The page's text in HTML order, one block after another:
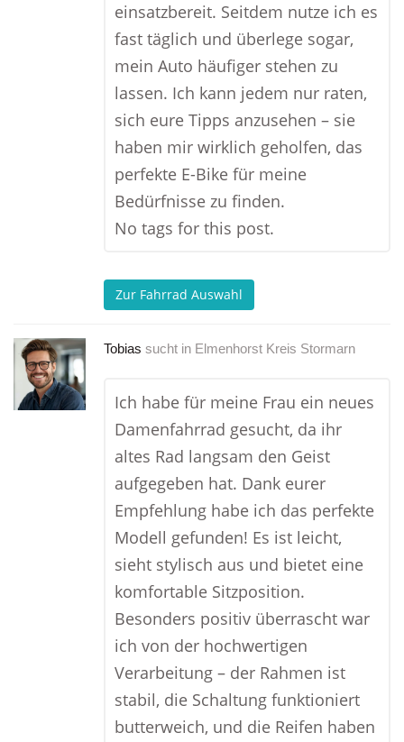
einsatzbereit. Seitdem nutze ich es
fast täglich und überlege sogar,
mein Auto häufiger stehen zu
lassen. Ich kann jedem nur raten,
sich eure Tipps anzusehen – sie
haben mir wirklich geholfen, das
perfekte E-Bike für meine
Bedürfnisse zu finden.
No tags for this post.
Zur Fahrrad Auswahl
Tobias sucht in Elmenhorst Kreis Stormarn
Ich habe für meine Frau ein neues
Damenfahrrad gesucht, da ihr
altes Rad langsam den Geist
aufgegeben hat. Dank eurer
Empfehlung habe ich das perfekte
Modell gefunden! Es ist leicht,
sieht stylisch aus und bietet eine
komfortable Sitzposition.
Besonders positiv überrascht war
ich von der hochwertigen
Verarbeitung – der Rahmen ist
stabil, die Schaltung funktioniert
butterweich, und die Reifen haben